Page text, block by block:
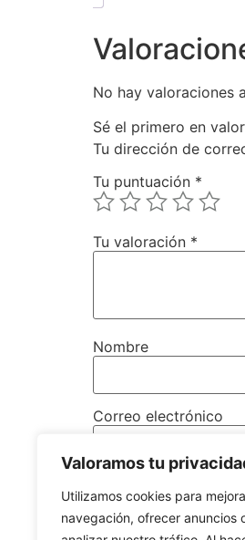
Valoramos tu
Utilizamos cookies para
navegación, ofrecer anuncios
No hay valoraciones
Sé el primero en
Tu dirección de
Tu puntuación *
Tu valoración *
Nombre
Correo electrónico